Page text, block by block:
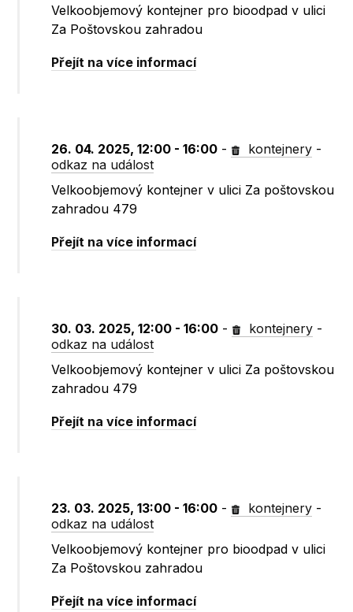
Velkoobjemový kontejner pro bioodpad v ulici
Za Poštovskou zahradou
Přejít na více informací
26. 04. 2025, 12:00 - 16:00 - kontejnery -
odkaz na událost
Velkoobjemový kontejner v ulici Za poštovskou
zahradou 479
Přejít na více informací
30. 03. 2025, 12:00 - 16:00 - kontejnery -
odkaz na událost
Velkoobjemový kontejner v ulici Za poštovskou
zahradou 479
Přejít na více informací
23. 03. 2025, 13:00 - 16:00 - kontejnery -
odkaz na událost
Velkoobjemový kontejner pro bioodpad v ulici
Za Poštovskou zahradou
Přejít na více informací